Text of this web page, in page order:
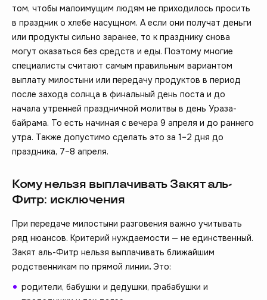
том, чтобы малоимущим людям не приходилось просить
в праздник о хлебе насущном. А если они получат деньги
или продукты сильно заранее, то к празднику снова
могут оказаться без средств и еды. Поэтому многие
специалисты считают самым правильным вариантом
выплату милостыни или передачу продуктов в период
после захода солнца в финальный день поста и до
начала утренней праздничной молитвы в день Ураза-
байрама. То есть начиная с вечера 9 апреля и до раннего
утра. Также допустимо сделать это за 1–2 дня до
праздника, 7–8 апреля.
Кому нельзя выплачивать Закят аль-
Фитр: исключения
При передаче милостыни разговения важно учитывать
ряд нюансов. Критерий нуждаемости — не единственный.
Закят аль-Фитр нельзя выплачивать ближайшим
родственникам по прямой линии. Это:
родители, бабушки и дедушки, прабабушки и